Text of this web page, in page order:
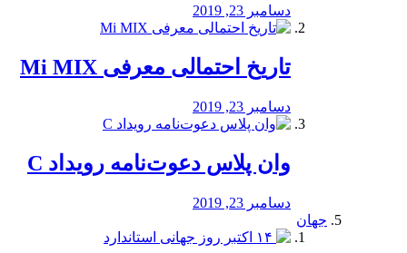
دسامبر 23, 2019
تاریخ احتمالی معرفی Mi MIX
دسامبر 23, 2019
وان پلاس دعوت‌نامه رویداد C
دسامبر 23, 2019
جهان